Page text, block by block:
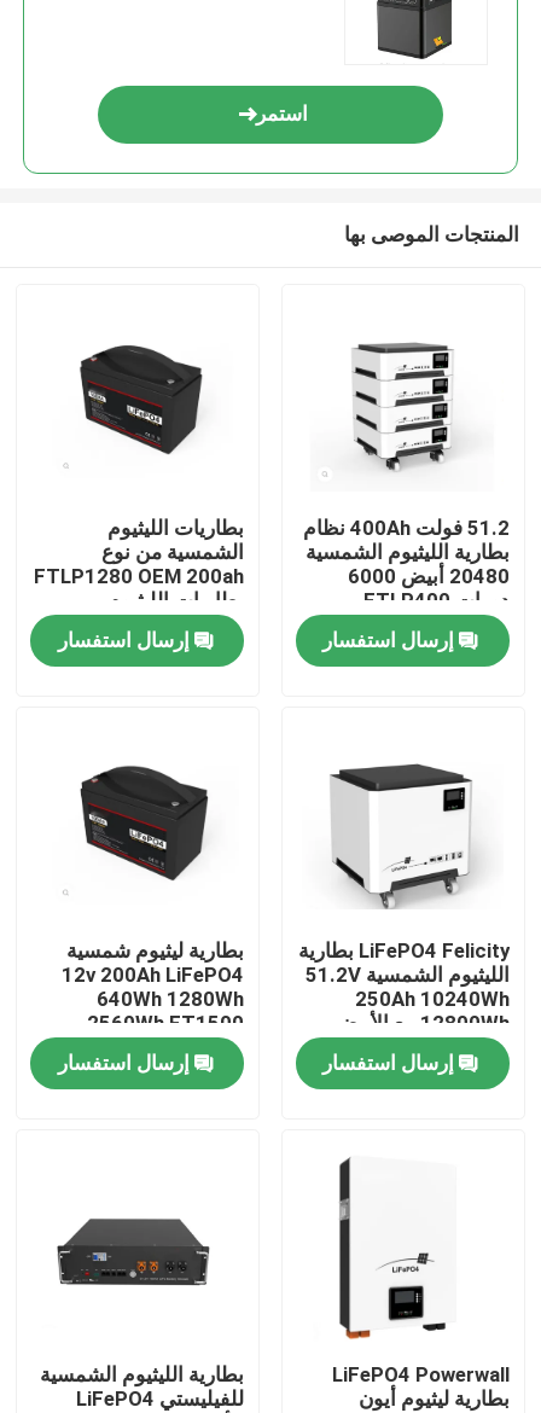
المنتجات
فيديوهات
حولنا
جولة في المصنع
مراقبة الجودة
لوحة شمسية محمولة
لوحة شمسية مرنة
بطانية شمسية قابلة للطي
شاحن البطاريات الشمسية
استمر
المنتجات الموصى بها
51.2 فولت 400Ah نظام
بطارية الليثيوم الشمسية
20480 أبيض 6000
دورات FTLP400
إرسال استفسار
بطاريات الليثيوم
الشمسية من نوع
FTLP1280 OEM 200ah
بطاريات الليثيوم
الشمسية من نوع
FTLP1280 48v
إرسال استفسار
LiFePO4 Felicity بطارية
الليثيوم الشمسية 51.2V
250Ah 10240Wh
12800Wh مع الأبيض
والأسود
إرسال استفسار
بطارية ليثيوم شمسية
12v 200Ah LiFePO4
640Wh 1280Wh
2560Wh FT1500
إرسال استفسار
LiFePO4 Powerwall
بطارية ليثيوم أيون
بطارية الليثيوم الشمسية
للفيليستي LiFePO4